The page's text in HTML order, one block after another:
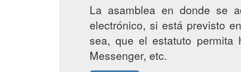
La asamblea en donde se
electrónico, si está previsto
sea, que el estatuto permita
Messenger, etc.